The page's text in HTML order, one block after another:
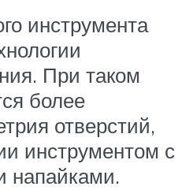
инструмента
При таком
более
отверстий,
инструментом с
напайками.